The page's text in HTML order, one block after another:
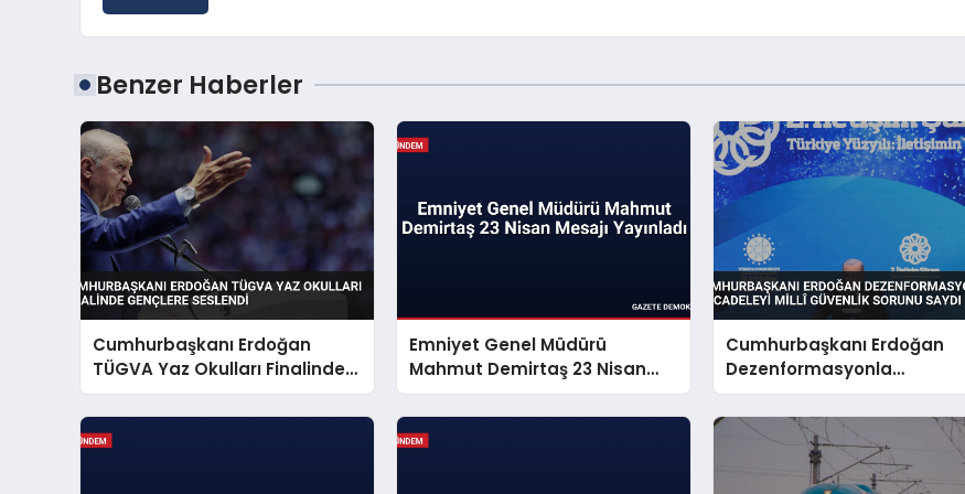
Benzer Haberler
Cumhurbaşkanı Erdoğan
TÜGVA Yaz Okulları Finalinde
Gençlere Seslendi
Emniyet Genel Müdürü
Mahmut Demirtaş 23 Nisan
Mesajı Yayınladı
Cumhurbaşkanı Erdoğan
Dezenformasyonla
Mücadeleyi Millî Güvenlik
Sorunu Saydı